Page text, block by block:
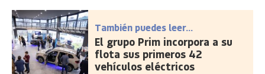
También puedes leer...
El grupo Prim incorpora a su
flota sus primeros 42
vehículos eléctricos